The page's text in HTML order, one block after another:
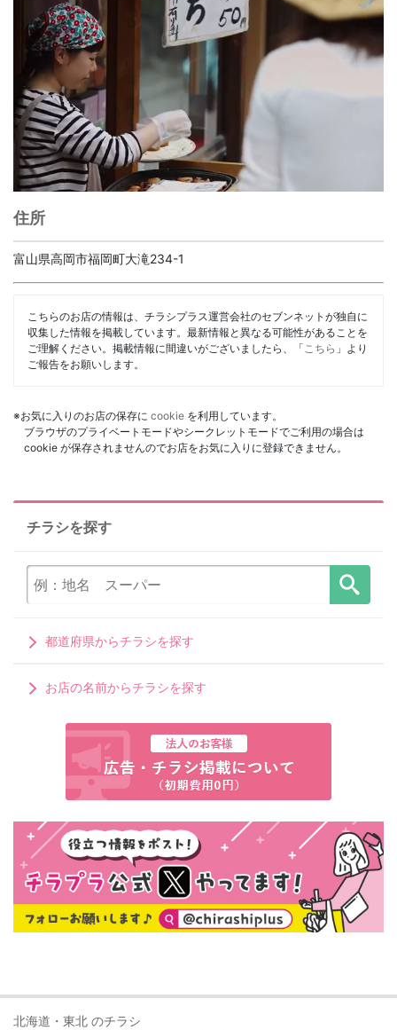
住所
富山県高岡市福岡町大滝234-1
こちらのお店の情報は、チラシプラス運営会社のセブンネットが独自に
収集した情報を掲載しています。最新情報と異なる可能性があることを
ご理解ください。掲載情報に間違いがございましたら、「 こちら 」より
ご報告をお願いします。
※お気に入りのお店の保存に cookie を利用しています。
ブラウザのプライベートモードやシークレットモードでご利用の場合は
cookie が保存されませんのでお店をお気に入りに登録できません。
チラシを探す
都道府県からチラシを探す
お店の名前からチラシを探す
北海道・東北 のチラシ